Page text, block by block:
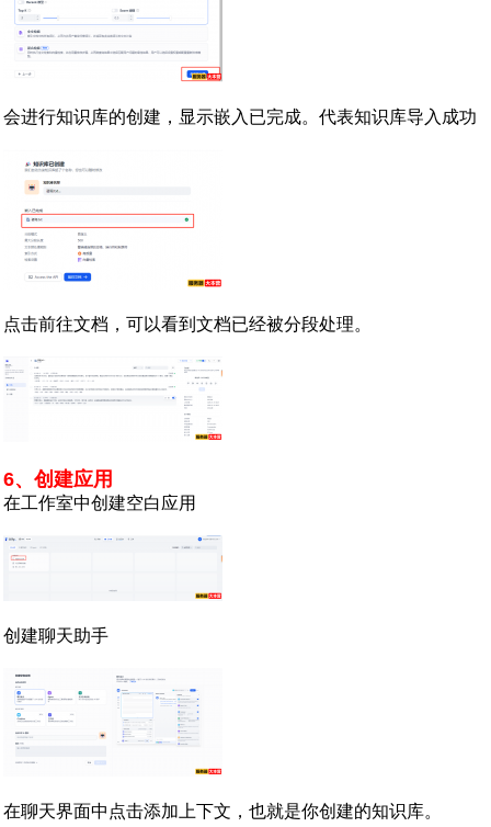
会进行知识库的创建，显示嵌入已完成。代表知识库导入成功
点击前往文档，可以看到文档已经被分段处理。
6、创建应用
在工作室中创建空白应用
创建聊天助手
在聊天界面中点击添加上下文，也就是你创建的知识库。